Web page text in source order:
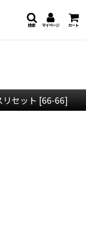
マイページ カート
検索
セット [66-66]